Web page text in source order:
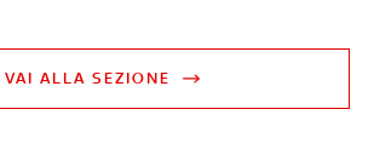
VAI ALLA SEZIONE